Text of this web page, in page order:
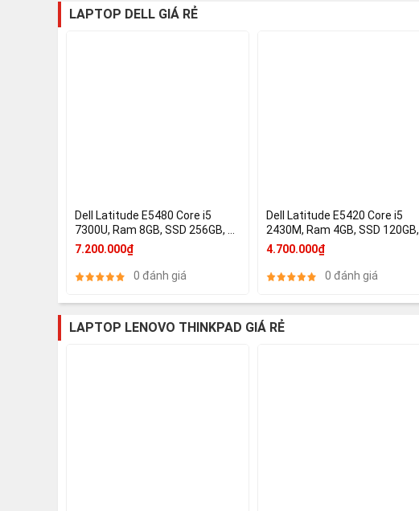
LAPTOP DELL GIÁ RẺ
Dell Latitude E5480 Core i5
7300U, Ram 8GB, SSD 256GB, 14
Inch, HD Graphics 620
7.200.000₫
0 đánh giá
Dell Latitude E5420 Core i5
2430M, Ram 4GB, SSD 120GB,
14Inch, HD Graphcics 3000
4.700.000₫
0 đánh giá
LAPTOP LENOVO THINKPAD GIÁ RẺ